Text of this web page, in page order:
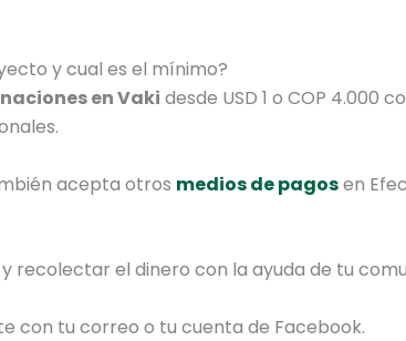
y cual es el mínimo?
en Vaki desde USD 1 o COP
acepta otros medios de pagosen
recolectar el dinero con la ayuda de tu
con tu correo o tu cuenta de Facebook.